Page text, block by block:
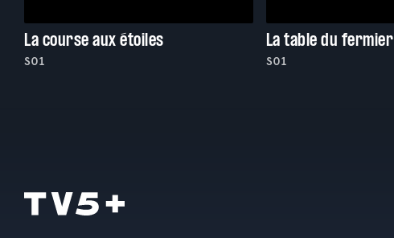
La course aux étoiles
S01
La table du fermier
S01